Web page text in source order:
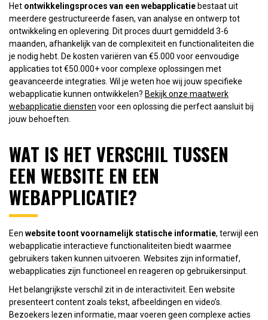
Het ontwikkelingsproces van een webapplicatiebestaat uit
meerdere gestructureerde fasen, van analyse en ontwerp tot
ontwikkeling en oplevering. Dit proces duurt gemiddeld 3-6
maanden, afhankelijk van de complexiteit en functionaliteiten die
je nodig hebt. De kosten variëren van €5.000 voor eenvoudige
applicaties tot €50.000+ voor complexe oplossingen met
geavanceerde integraties. Wil je weten hoe wij jouw specifieke
webapplicatie kunnen ontwikkelen? Bekijk onze maatwerk
webapplicatie diensten voor een oplossing die perfect aansluit bij
jouw behoeften.
WAT IS HET VERSCHIL TUSSEN
EEN WEBSITE EN EEN
WEBAPPLICATIE?
Een website toont voornamelijk statische informatie, terwijl een
webapplicatie interactieve functionaliteiten biedt waarmee
gebruikers taken kunnen uitvoeren. Websites zijn informatief,
webapplicaties zijn functioneel en reageren op gebruikersinput.
Het belangrijkste verschil zit in de interactiviteit. Een website
presenteert content zoals tekst, afbeeldingen en video’s.
Bezoekers lezen informatie, maar voeren geen complexe acties